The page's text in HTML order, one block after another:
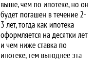
выше, чем по ипотеке, но он
будет погашен в течение 2-
3 лет, тогда как ипотека
оформляется на десятки лет
и чем ниже ставка по
ипотеке, тем выгоднее эта